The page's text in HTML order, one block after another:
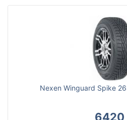
Nexen Winguard Spike
6420